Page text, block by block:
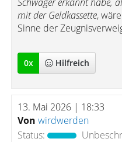
mit der Geldkassette,
Sinne der
0x Hilfreich
13. Mai 2026 | 18:33
Von wirdwerden
Status: